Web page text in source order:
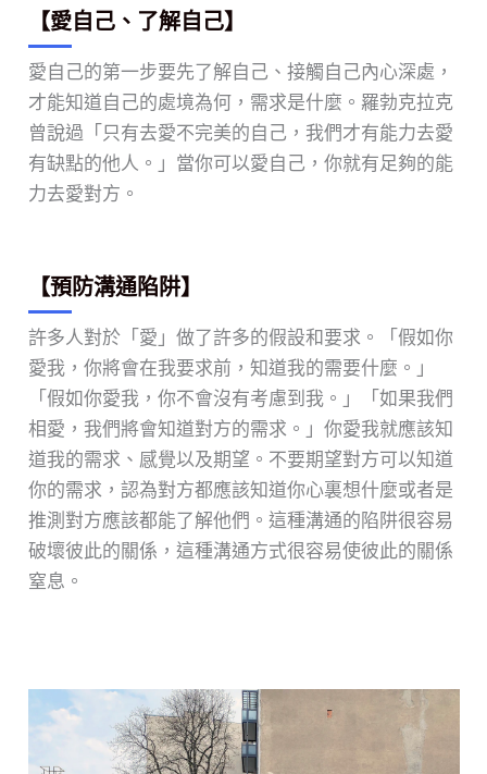
【愛自己、了解自己】
愛自己的第一步要先了解自己、接觸自己內心深處，
才能知道自己的處境為何，需求是什麼。羅勃克拉克
曾說過「只有去愛不完美的自己，我們才有能力去愛
有缺點的他人。」當你可以愛自己，你就有足夠的能
力去愛對方。
【預防溝通陷阱】
許多人對於「愛」做了許多的假設和要求。「假如你
愛我，你將會在我要求前，知道我的需要什麼。」
「假如你愛我，你不會沒有考慮到我。」「如果我們
相愛，我們將會知道對方的需求。」你愛我就應該知
道我的需求、感覺以及期望。不要期望對方可以知道
你的需求，認為對方都應該知道你心裏想什麼或者是
推測對方應該都能了解他們。這種溝通的陷阱很容易
破壞彼此的關係，這種溝通方式很容易使彼此的關係
窒息。